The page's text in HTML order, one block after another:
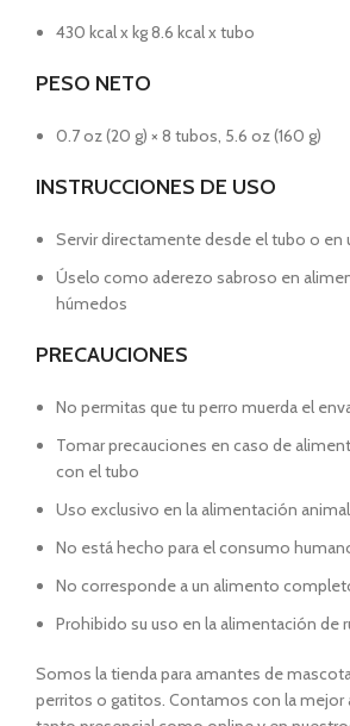
430 kcal x kg 8.6 kcal x tubo
PESO NETO
0.7 oz (20 g) × 8 tubos, 5.6 oz (160 g)
INSTRUCCIONES DE USO
Servir directamente desde el tubo o en
Úselo como aderezo sabroso en
húmedos
PRECAUCIONES
No permitas que tu perro muerda el
Tomar precauciones en caso de
con el tubo
Uso exclusivo en la alimentación animal
No está hecho para el consumo
No corresponde a un alimento
Prohibido su uso en la alimentación de
Somos la tienda para amantes de
perritos o gatitos. Contamos con la mejor